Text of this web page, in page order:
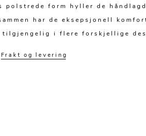
form hyller de
har de eksepsjonell
tilgjengelig i flere forskjellige
Frakt og levering